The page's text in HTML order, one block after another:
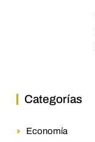
Categorías
Economía